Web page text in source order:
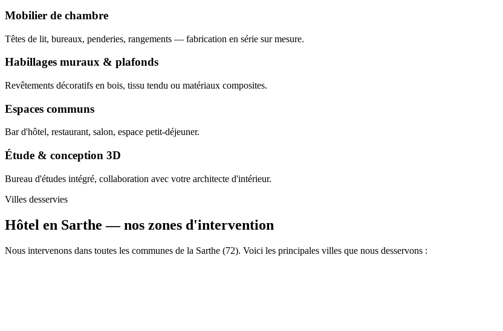
Mobilier de chambre
Têtes de lit, bureaux, penderies, rangements — fabrication en série sur mesure.
Habillages muraux & plafonds
Revêtements décoratifs en bois, tissu tendu ou matériaux composites.
Espaces communs
Bar d'hôtel, restaurant, salon, espace petit-déjeuner.
Étude & conception 3D
Bureau d'études intégré, collaboration avec votre architecte d'intérieur.
Villes desservies
Hôtel en Sarthe —nos zones d'intervention
Nous intervenons dans toutes les communes de la Sarthe (72). Voici les principales villes que nous desservons :